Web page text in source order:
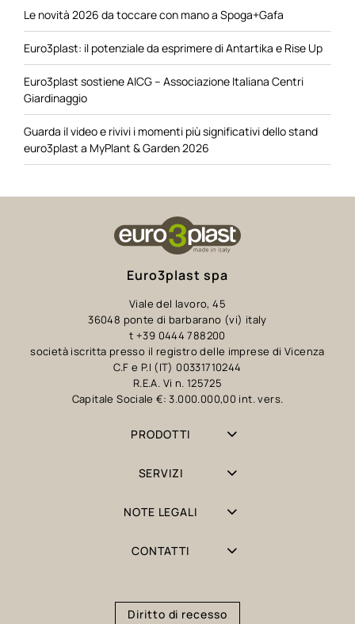
Le novità 2026 da toccare con mano a Spoga+Gafa
Euro3plast: il potenziale da esprimere di Antartika e Rise Up
Euro3plast sostiene AICG – Associazione Italiana Centri
Giardinaggio
Guarda il video e rivivi i momenti più significativi dello stand
euro3plast a MyPlant & Garden 2026
Euro3plast spa
Viale del lavoro, 45
36048 ponte di barbarano (vi) italy
t +39 0444 788200
società iscritta presso il registro delle imprese di Vicenza
C.F e P.I (IT) 00331710244
R.E.A. Vi n. 125725
Capitale Sociale €: 3.000.000,00 int. vers.
PRODOTTI
SERVIZI
NOTE LEGALI
CONTATTI
Diritto di recesso